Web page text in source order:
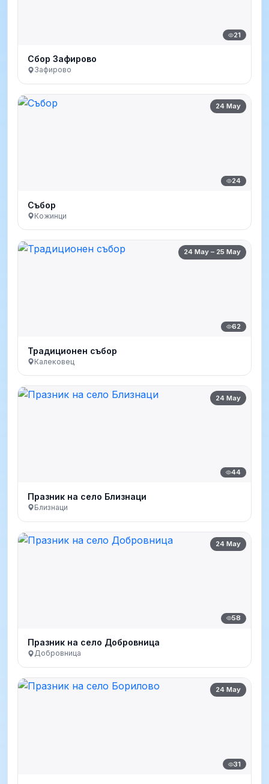
21
Сбор Зафирово
Зафирово
24 May
24
Събор
Кожинци
24 May – 25 May
62
Традиционен събор
Калековец
24 May
44
Празник на село Близнаци
Близнаци
24 May
58
Празник на село Добровница
Добровница
24 May
31